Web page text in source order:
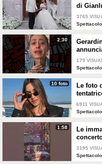
di
Elefante
3765
2:30
tour per
salute
179
10 foto
Le foto
6911
1:58
Le
a Milano
3195